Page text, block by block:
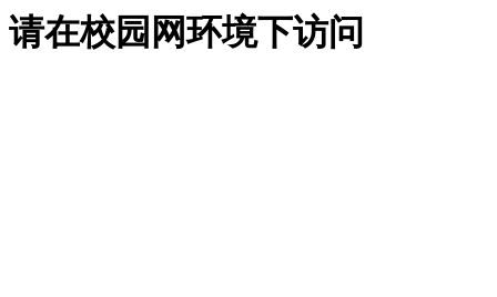
请在校园网环境下访问